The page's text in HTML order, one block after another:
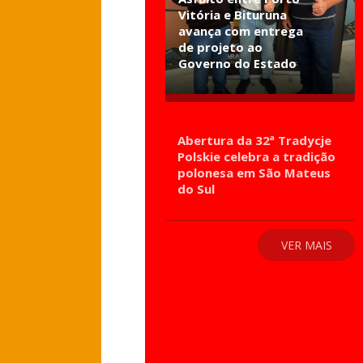
Vitória e Bituruna
avança com entrega
de projeto ao
Governo do Estado
Abertura da 32ª Tradycje
Polskie celebra a tradição
polonesa em São Mateus
do Sul
VER MAIS